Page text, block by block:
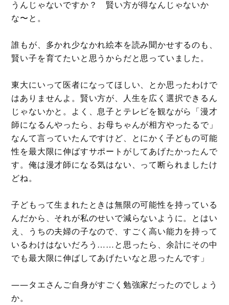
うんじゃないですか？ 賢い方が得なんじゃないか
な〜と。
誰もが、多かれ少なかれ絵本を読み聞かせするのも、
賢い子を育てたいと思うからだと思っていました。
東大にいって医者になってほしい、とか思ったわけで
はありませんよ。賢い方が、人生を広く選択できるん
じゃないかと。よく、息子とテレビを観ながら「漫才
師になるんやったら、お母ちゃんが相方やったるで」
なんて言っていたんですけど、とにかく子どもの可能
性を最大限に伸ばすサポートがしてあげたかったんで
す。俺は漫才師になる気はない、って断られましたけ
どね。
子どもって生まれたときは無限の可能性を持っている
んだから、それが私のせいで減らないように。とはい
え、うちの夫婦の子なので、すごく高い能力を持って
いるわけはないだろう……と思ったら、余計にその中
でも最大限に伸ばしてあげたいなと思ったんです」
――タエさんご自身がすごく勉強家だったのでしょう
か。